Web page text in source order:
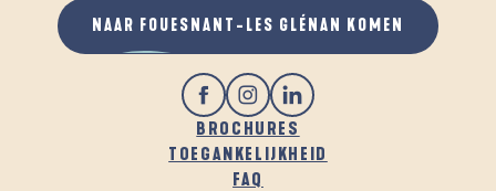
BROCHURES
TOEGANKELIJKHEID
FAQ
NAAR FOUESNANT-LES GLÉNAN KOMEN